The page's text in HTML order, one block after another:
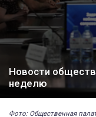
Новости
неделю
Фото: Общественная